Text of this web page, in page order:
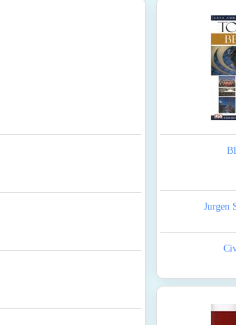
Jurgen